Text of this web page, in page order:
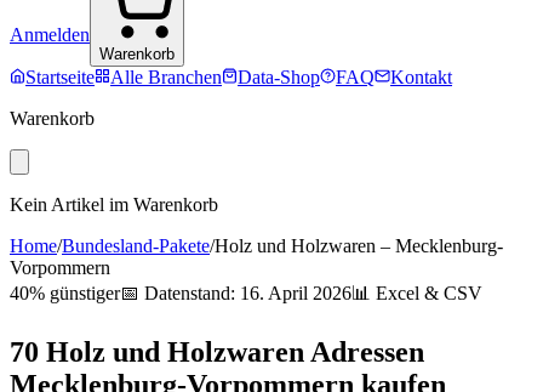
Anmelden
Warenkorb
Startseite Alle Branchen Data-Shop FAQ
Kontakt
Warenkorb
Kein Artikel im Warenkorb
Home/Bundesland-Pakete/Holz und Holzwaren – Mecklenburg-
Vorpommern
40% günstiger📅 Datenstand: 16. April 2026📊 Excel & CSV
70 Holz und Holzwaren Adressen
Mecklenburg-Vorpommern kaufen